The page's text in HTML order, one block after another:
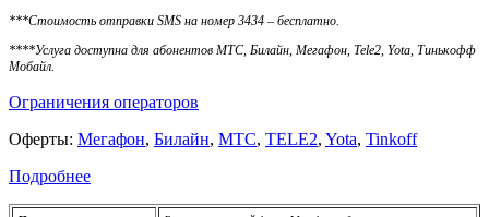
***Стоимость отправки SMS на номер 3434 – бесплатно.
****Услуга доступна для абонентов МТС, Билайн, Мегафон, Tele2, Yota, Тинькофф
Мобайл.
Ограничения операторов
Оферты: Мегафон, Билайн, МТС, TELE2, Yota, Tinkoff
Подробнее